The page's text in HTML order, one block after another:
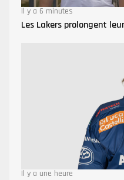
Il y a 6 minutes
Les Lakers prolongent
Il y a une heure